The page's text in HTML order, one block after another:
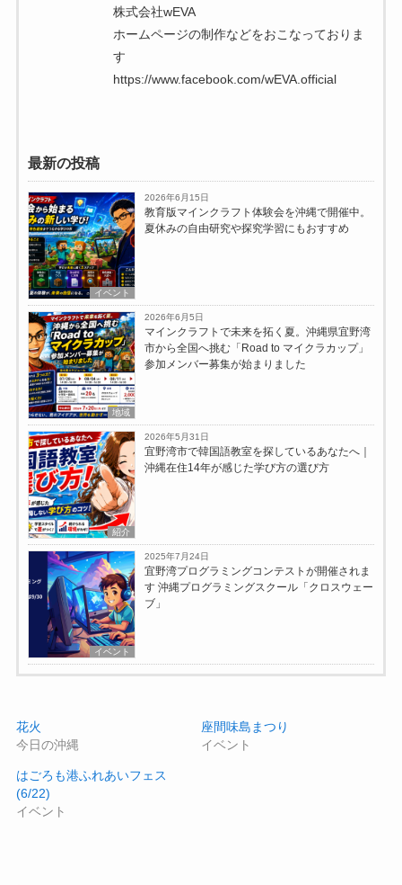
株式会社wEVA
ホームページの制作などをおこなっておりま
す
https://www.facebook.com/wEVA.official
最新の投稿
イベント
2026年6月15日
教育版マインクラフト体験会を沖縄で開催中。
夏休みの自由研究や探究学習にもおすすめ
地域
2026年6月5日
マインクラフトで未来を拓く夏。沖縄県宜野湾
市から全国へ挑む「Road to マイクラカップ」
参加メンバー募集が始まりました
紹介
2026年5月31日
宜野湾市で韓国語教室を探しているあなたへ｜
沖縄在住14年が感じた学び方の選び方
イベント
2025年7月24日
宜野湾プログラミングコンテストが開催されま
す 沖縄プログラミングスクール「クロスウェー
ブ」
花火
今日の沖縄
座間味島まつり
イベント
はごろも港ふれあいフェス
(6/22)
イベント